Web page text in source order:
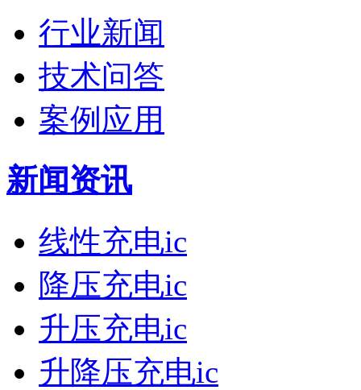
行业新闻
技术问答
案例应用
新闻资讯
线性充电ic
降压充电ic
升压充电ic
升降压充电ic